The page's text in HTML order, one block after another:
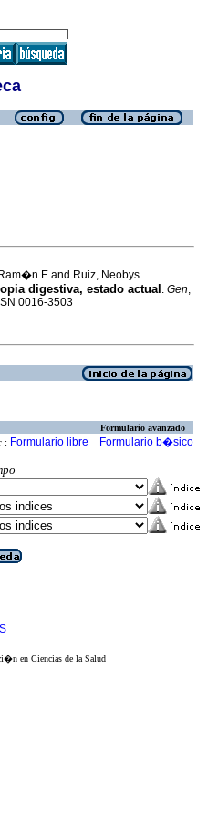
E and Ruiz, Neobys
digestiva, estado actual . Gen,
0016-3503
Formulario avanzado
: Formulario libre Formulario b�sico
en Ciencias de la Salud